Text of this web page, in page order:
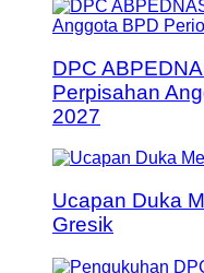
DPC
Perpisahan
2027
Ucapan Duka
Gresik